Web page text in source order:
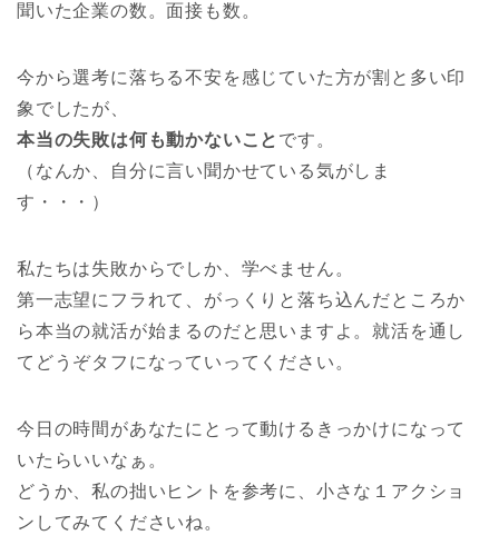
聞いた企業の数。面接も数。
今から選考に落ちる不安を感じていた方が割と多い印
象でしたが、
本当の失敗は何も動かないこと です。
（なんか、自分に言い聞かせている気がしま
す・・・）
私たちは失敗からでしか、学べません。
第一志望にフラれて、がっくりと落ち込んだところか
ら本当の就活が始まるのだと思いますよ。就活を通し
てどうぞタフになっていってください。
今日の時間があなたにとって動けるきっかけになって
いたらいいなぁ。
どうか、私の拙いヒントを参考に、小さな１アクショ
ンしてみてくださいね。